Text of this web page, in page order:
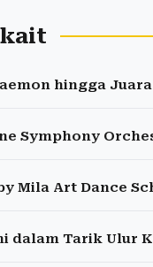
hingga
Symphony
Mila Art Dance
dalam Tarik Ulur